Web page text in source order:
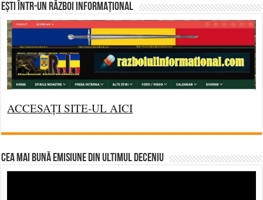
Ești într-un RĂZBOI INFORMAȚIONAL
ACCESAȚI SITE-UL AICI
CEA MAI BUNĂ EMISIUNE DIN ULTIMUL DECENIU